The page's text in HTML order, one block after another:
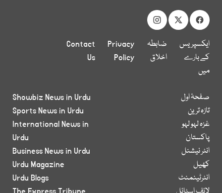
ایکسپریس
کے بارے
میں
ضابطہ
اخلاق
Privacy
Policy
Contact
Us
صفحۂ اول
تازہ ترین
غزہ لہو لہو
پاکستان
انٹر نیشنل
کھیل
انٹرٹینمنٹ
Showbiz News in Urdu
Sports News in Urdu
International News in
Urdu
Business News in Urdu
Urdu Magazine
Urdu Blogs